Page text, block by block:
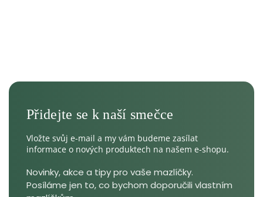
Vložte svůj e-mail a my vám budeme zasílat
informace o nových produktech na našem e-shopu.